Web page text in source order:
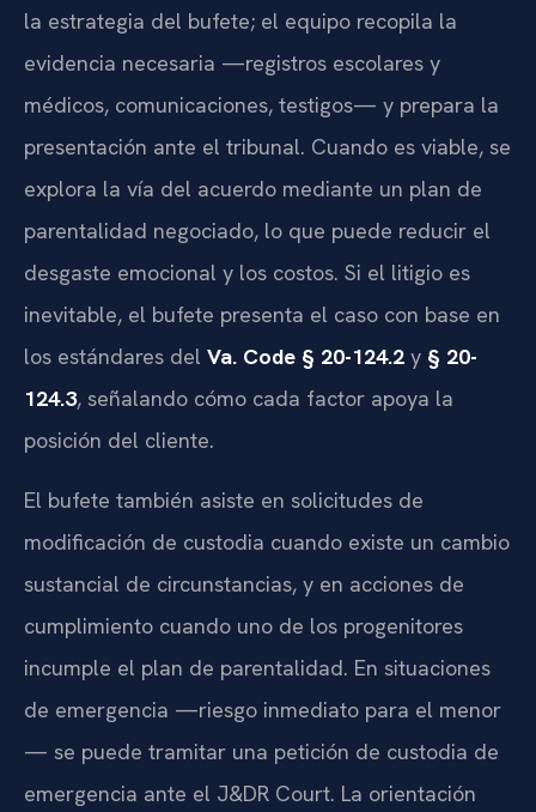
la estrategia del bufete; el equipo recopila la
evidencia necesaria —registros escolares y
médicos, comunicaciones, testigos— y prepara la
presentación ante el tribunal. Cuando es viable, se
explora la vía del acuerdo mediante un plan de
parentalidad negociado, lo que puede reducir el
desgaste emocional y los costos. Si el litigio es
inevitable, el bufete presenta el caso con base en
los estándares del Va. Code § 20-124.2 y § 20-
124.3, señalando cómo cada factor apoya la
posición del cliente.
El bufete también asiste en solicitudes de
modificación de custodia cuando existe un cambio
sustancial de circunstancias, y en acciones de
cumplimiento cuando uno de los progenitores
incumple el plan de parentalidad. En situaciones
de emergencia —riesgo inmediato para el menor
— se puede tramitar una petición de custodia de
emergencia ante el J&DR Court. La orientación